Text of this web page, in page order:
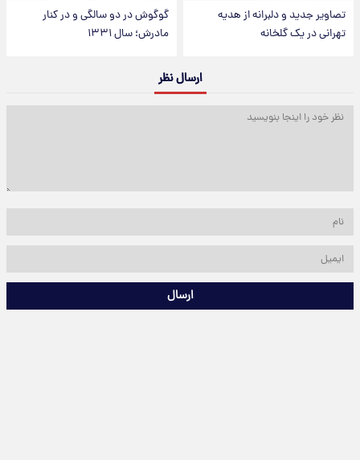
تصاویر جدید و دلبرانه از هدیه
تهرانی در یک گلخانه
گوگوش در دو سالگی و در کنار
مادرش؛ سال ۱۳۳۱
ارسال نظر
ارسال